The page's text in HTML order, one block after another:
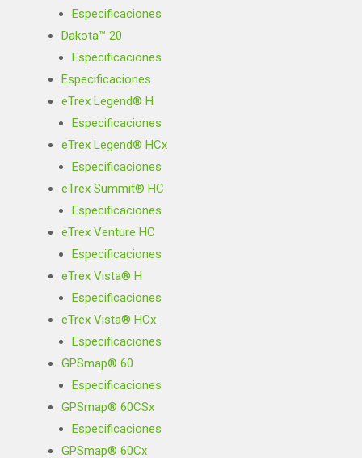
Especificaciones
Dakota™ 20
Especificaciones
Especificaciones
eTrex Legend® H
Especificaciones
eTrex Legend® HCx
Especificaciones
eTrex Summit® HC
Especificaciones
eTrex Venture HC
Especificaciones
eTrex Vista® H
Especificaciones
eTrex Vista® HCx
Especificaciones
GPSmap® 60
Especificaciones
GPSmap® 60CSx
Especificaciones
GPSmap® 60Cx